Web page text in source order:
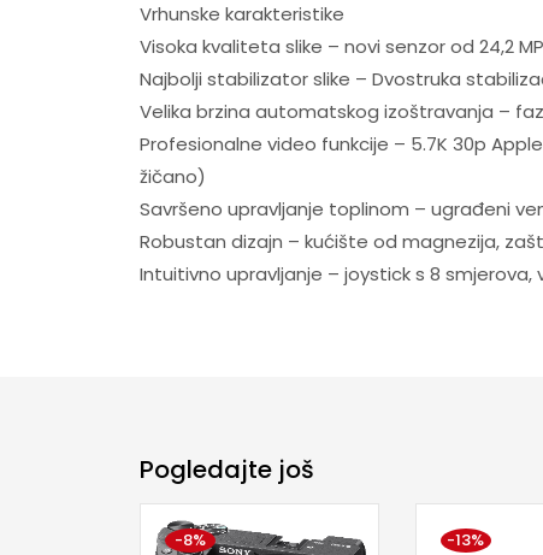
Vrhunske karakteristike
Visoka kvaliteta slike – novi senzor od 24,2
Najbolji stabilizator slike – Dvostruka
Velika brzina automatskog izoštravanja –
Profesionalne video funkcije – 5.7K 30p
žičano)
Savršeno upravljanje toplinom – ugrađeni
Robustan dizajn – kućište od magnezija,
Intuitivno upravljanje – joystick s 8 smjerova,
Pogledajte još
-8% -13%